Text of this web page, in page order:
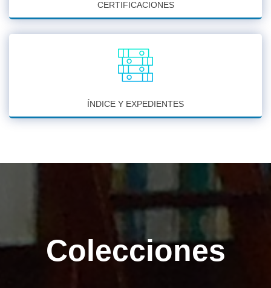
CERTIFICACIONES
ÍNDICE Y EXPEDIENTES
Colecciones